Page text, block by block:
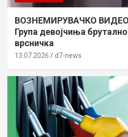
ВОЗНЕМИРУВАЧКО
Група девојчиња
врсничка
13.07.2026 d7-news